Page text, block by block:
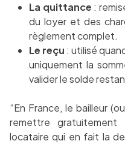
La quittance :
du loyer et des
règlement complet.
Le reçu : utilisé
uniquement la
valider le solde
“En France, le bailleur
remettre
locataire qui en fait la